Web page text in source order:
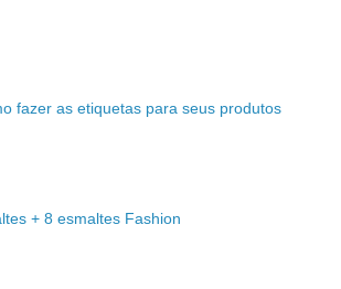
fazer as etiquetas para seus produtos
+ 8 esmaltes Fashion